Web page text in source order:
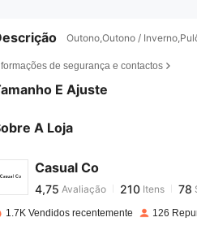
Outono,Outono /
de segurança e contactos
E Ajuste
A Loja
Casual Co
4,75
y***1seguiu1 dia atrás
1.7K Vendidos recentemente 126